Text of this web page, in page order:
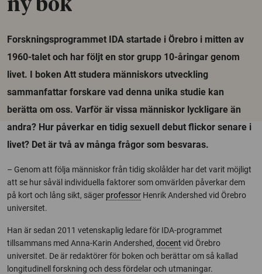
ny bok
Forskningsprogrammet IDA startade i Örebro i mitten av
1960-talet och har följt en stor grupp 10-åringar genom
livet. I boken Att studera människors utveckling
sammanfattar forskare vad denna unika studie kan
berätta om oss. Varför är vissa människor lyckligare än
andra? Hur påverkar en tidig sexuell debut flickor senare i
livet? Det är två av många frågor som besvaras.
– Genom att följa människor från tidig skolålder har det varit möjligt
att se hur såväl individuella faktorer som omvärlden påverkar dem
på kort och lång sikt, säger professor Henrik Andershed vid Örebro
universitet.
Han är sedan 2011 vetenskaplig ledare för IDA-programmet
tillsammans med Anna-Karin Andershed, docent vid Örebro
universitet. De är redaktörer för boken och berättar om så kallad
longitudinell forskning och dess fördelar och utmaningar.